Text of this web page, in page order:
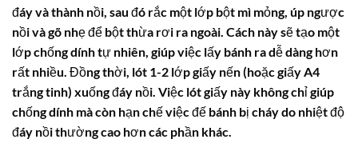
đáy và thành nồi, sau đó rắc một lớp bột mì mỏng, úp ngược
nồi và gõ nhẹ để bột thừa rơi ra ngoài. Cách này sẽ tạo một
lớp chống dính tự nhiên, giúp việc lấy bánh ra dễ dàng hơn
rất nhiều. Đồng thời, lót 1-2 lớp giấy nến (hoặc giấy A4
trắng tinh) xuống đáy nồi. Việc lót giấy này không chỉ giúp
chống dính mà còn hạn chế việc đế bánh bị cháy do nhiệt độ
đáy nồi thường cao hơn các phần khác.